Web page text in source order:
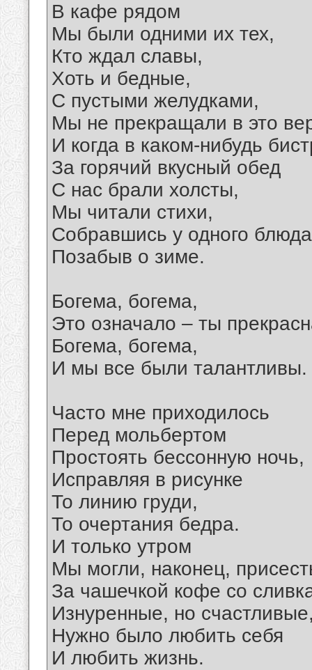
В кафе рядом
Мы были одними их тех,
Кто ждал славы,
Хоть и бедные,
С пустыми желудками,
Мы не прекращали в это
И когда в каком-нибудь
За горячий вкусный обед
С нас брали холсты,
Мы читали стихи,
Собравшись у одного
Позабыв о зиме.
Богема, богема,
Это означало – ты
Богема, богема,
И мы все были талантливы.
Часто мне приходилось
Перед мольбертом
Простоять бессонную ночь,
Исправляя в рисунке
То линию груди,
То очертания бедра.
И только утром
Мы могли, наконец,
За чашечкой кофе со
Изнуренные, но
Нужно было любить себя
И любить жизнь.